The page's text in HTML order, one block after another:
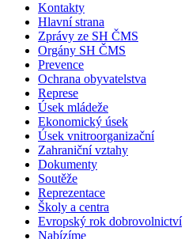
Kontakty
Hlavní strana
Zprávy ze SH ČMS
Orgány SH ČMS
Prevence
Ochrana obyvatelstva
Represe
Úsek mládeže
Ekonomický úsek
Úsek vnitroorganizační
Zahraniční vztahy
Dokumenty
Soutěže
Reprezentace
Školy a centra
Evropský rok dobrovolnictví
Nabízíme